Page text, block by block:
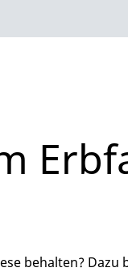
behalten? Dazu